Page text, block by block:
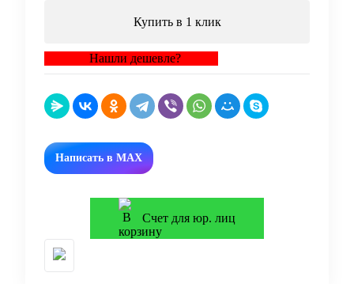
Купить в 1 клик
Нашли дешевле?
Написать в MAX
Счет для юр. лиц